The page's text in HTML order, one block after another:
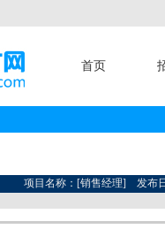
首页
项目名称：[销售经理] 发布